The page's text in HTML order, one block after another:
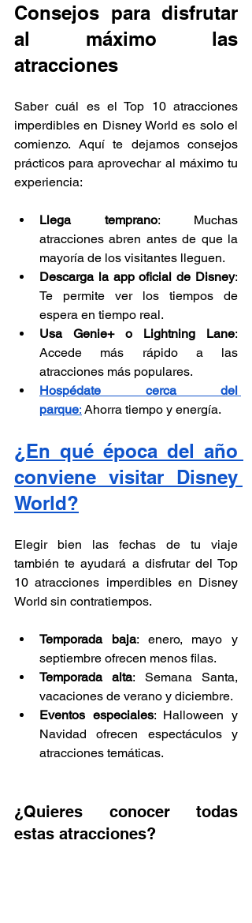
Consejos para disfrutar
al máximo las
atracciones
Saber cuál es el Top 10 atracciones
imperdibles en Disney World es solo el
comienzo. Aquí te dejamos consejos
prácticos para aprovechar al máximo tu
experiencia:
Llega temprano: Muchas
atracciones abren antes de que la
mayoría de los visitantes lleguen.
Descarga la app oficial de Disney:
Te permite ver los tiempos de
espera en tiempo real.
Usa Genie+ o Lightning Lane:
Accede más rápido a las
atracciones más populares.
Hospédate cerca del
parque: Ahorra tiempo y energía.
¿En qué época del año
conviene visitar Disney
World?
Elegir bien las fechas de tu viaje
también te ayudará a disfrutar del Top
10 atracciones imperdibles en Disney
World sin contratiempos.
Temporada baja: enero, mayo y
septiembre ofrecen menos filas.
Temporada alta: Semana Santa,
vacaciones de verano y diciembre.
Eventos especiales: Halloween y
Navidad ofrecen espectáculos y
atracciones temáticas.
¿Quieres conocer todas
estas atracciones?